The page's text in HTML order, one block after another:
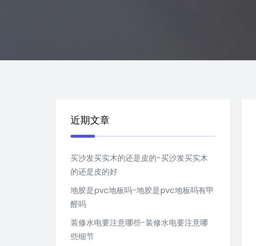
近期文章
买沙发买实木的还是皮的-买沙发买实木
的还是皮的好
地胶是pvc地板吗-地胶是pvc地板吗有甲
醛吗
装修水电要注意哪些-装修水电要注意哪
些细节